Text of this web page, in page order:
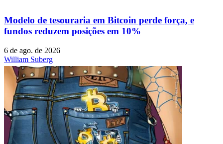
Modelo de tesouraria em Bitcoin perde força, e
fundos reduzem posições em 10%
6 de ago. de 2026
William Suberg